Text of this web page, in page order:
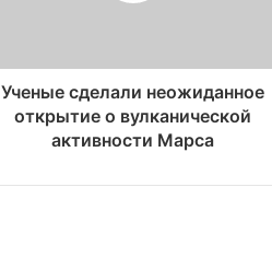
Ученые сделали неожиданное
открытие о вулканической
активности Марса